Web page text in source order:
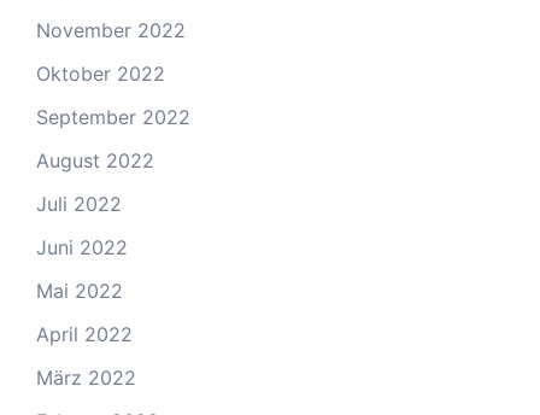
November 2022
Oktober 2022
September 2022
August 2022
Juli 2022
Juni 2022
Mai 2022
April 2022
März 2022